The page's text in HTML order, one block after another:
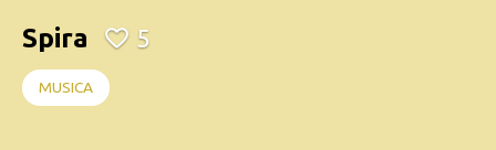
Spira 5
MUSICA